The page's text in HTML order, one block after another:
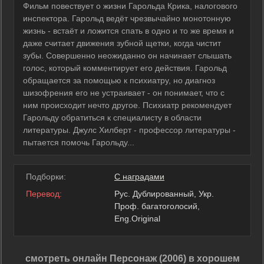
Фильм повествует о жизни Гарольда Крика, налогового
инспектора. Гарольд ведёт чрезвычайно монотонную
жизнь - встаёт и ложится спать в одно и то же время и
даже считает движения зубной щетки, когда чистит
зубы. Совершенно неожиданно он начинает слышать
голос, который комментирует его действия. Гарольд
обращается за помощью к психиатру, но диагноз
шизофрения его не устраивает - он понимает, что с
ним происходит нечто другое. Психиатр рекомендует
Гарольду обратиться к специалисту в области
литературы. Джулс Хилберт - профессор литературы -
пытается помочь Гарольду...
Подборки:
С наградами
Перевод:
Рус. Дублированный, Укр.
Проф. багатоголосий,
Eng.Original
смотреть онлайн Персонаж (2006) в хорошем